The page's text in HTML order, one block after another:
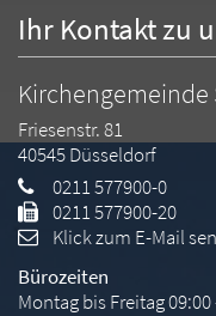
Ihr Kontakt zu
Friesenstr. 81
40545Düsseldorf
0211 577900-0
0211 577900-20
Klick zum E-Mail
Bürozeiten
Montag bis Freitag